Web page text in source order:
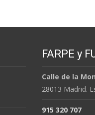
FARPE y
Calle de la
28013 Madrid.
915 320 707